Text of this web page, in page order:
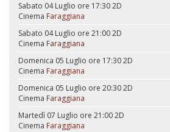
Sabato 04 Luglio ore 17:302D
Cinema Faraggiana
Sabato 04 Luglio ore 21:002D
Cinema Faraggiana
Domenica 05 Luglio ore 17:302D
Cinema Faraggiana
Domenica 05 Luglio ore 20:302D
Cinema Faraggiana
Martedì 07 Luglio ore 21:002D
Cinema Faraggiana